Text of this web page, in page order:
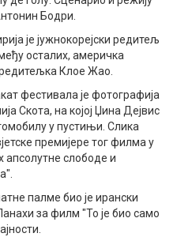
Бодри.
је јужнокорејски редитељ
осталих, америчка
Клое Жао.
фестивала је фотографија
Скота, на којој Џина Дејвис
у пустињи. Слика
премијере тог филма у
апсолутне слободе и
палме био је ирански
за филм "То је био само